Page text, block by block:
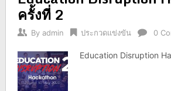
ครั้งที่ 2
By admin ประกวดแข่งขัน 0
Education Disruption